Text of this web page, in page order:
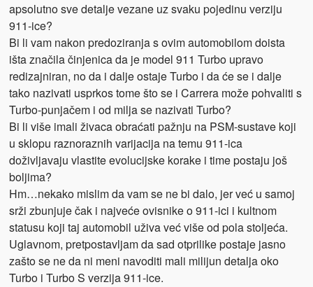
apsolutno sve detalje vezane uz svaku pojedinu verziju
911-ice?
Bi li vam nakon predoziranja s ovim automobilom doista
išta značila činjenica da je model 911 Turbo upravo
redizajniran, no da i dalje ostaje Turbo i da će se i dalje
tako nazivati usprkos tome što se i Carrera može pohvaliti s
Turbo-punjačem i od milja se nazivati Turbo?
Bi li više imali živaca obraćati pažnju na PSM-sustave koji
u sklopu raznoraznih varijacija na temu 911-ica
doživljavaju vlastite evolucijske korake i time postaju još
boljima?
Hm…nekako mislim da vam se ne bi dalo, jer već u samoj
srži zbunjuje čak i najveće ovisnike o 911-ici i kultnom
statusu koji taj automobil uživa već više od pola stoljeća.
Uglavnom, pretpostavljam da sad otprilike postaje jasno
zašto se ne da ni meni navoditi mali milijun detalja oko
Turbo i Turbo S verzija 911-ice.